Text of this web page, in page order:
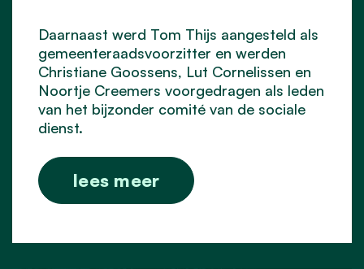
Daarnaast werd Tom Thijs aangesteld als
gemeenteraadsvoorzitter en werden
Christiane Goossens, Lut Cornelissen en
Noortje Creemers voorgedragen als leden
van het bijzonder comité van de sociale
dienst.
lees meer